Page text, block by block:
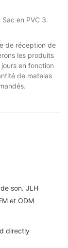
en PVC 3.
de réception de
les produits
en fonction
de matelas
son. JLH
et ODM